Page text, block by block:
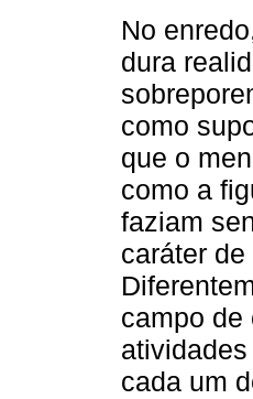
No
dura
como
que o
como a
faziam
caráter
campo de
cada um